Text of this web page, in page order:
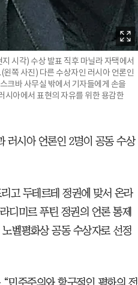
시각) 수상 발표 직후 마닐라 자택에서
왼쪽 사진) 다른 수상자인 러시아 언론인
크바 사무실 밖에서 기자들에게 손을
시아에서 표현의 자유를 위한 용감한
러시아 언론인 2명이 공동 수상
고 두테르테 정권에 맞서 온라
디미르 푸틴 정권의 언론 통제
벨평화상 공동 수상자로 선정
민주주의와 항구적인 평화의 전